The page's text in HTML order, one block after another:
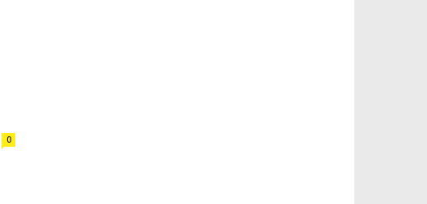
0